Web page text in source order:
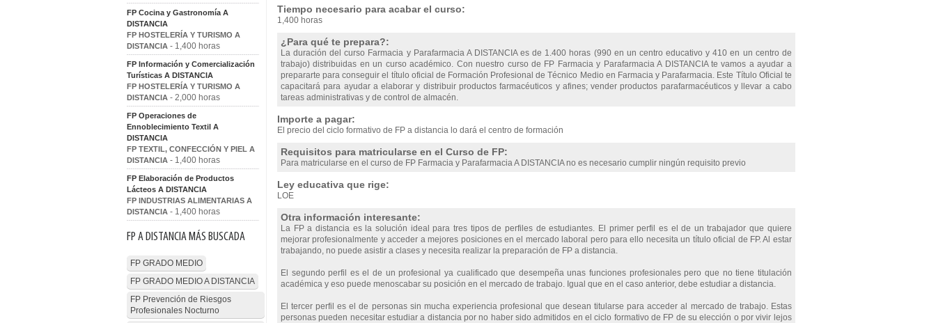
FP Cocina y Gastronomía A
DISTANCIA
FP HOSTELERÍA Y TURISMO A
DISTANCIA - 1,400 horas
FP Información y Comercialización
Turísticas A DISTANCIA
FP HOSTELERÍA Y TURISMO A
DISTANCIA - 2,000 horas
FP Operaciones de
Ennoblecimiento Textil A
DISTANCIA
FP TEXTIL, CONFECCIÓN Y PIEL A
DISTANCIA - 1,400 horas
FP Elaboración de Productos
Lácteos A DISTANCIA
FP INDUSTRIAS ALIMENTARIAS A
DISTANCIA - 1,400 horas
FP A DISTANCIA MÁS BUSCADA
FP GRADO MEDIO
FP GRADO MEDIO A DISTANCIA
FP Prevención de Riesgos
Profesionales Nocturno
Tiempo necesario para acabar el curso:
1,400 horas
¿Para qué te prepara?:
La duración del curso Farmacia y Parafarmacia A DISTANCIA es de 1.400 horas (990 en un centro educativo y 410 en un centro de
trabajo) distribuidas en un curso académico. Con nuestro curso de FP Farmacia y Parafarmacia A DISTANCIA te vamos a ayudar a
prepararte para conseguir el título oficial de Formación Profesional de Técnico Medio en Farmacia y Parafarmacia. Este Título Oficial te
capacitará para ayudar a elaborar y distribuir productos farmacéuticos y afines; vender productos parafarmacéuticos y llevar a cabo
tareas administrativas y de control de almacén.
Importe a pagar:
El precio del ciclo formativo de FP a distancia lo dará el centro de formación
Requisitos para matricularse en el Curso de FP:
Para matricularse en el curso de FP Farmacia y Parafarmacia A DISTANCIA no es necesario cumplir ningún requisito previo
Ley educativa que rige:
LOE
Otra información interesante:
La FP a distancia es la solución ideal para tres tipos de perfiles de estudiantes. El primer perfil es el de un trabajador que quiere
mejorar profesionalmente y acceder a mejores posiciones en el mercado laboral pero para ello necesita un título oficial de FP. Al estar
trabajando, no puede asistir a clases y necesita realizar la preparación de FP a distancia.
El segundo perfil es el de un profesional ya cualificado que desempeña unas funciones profesionales pero que no tiene titulación
académica y eso puede menoscabar su posición en el mercado de trabajo. Igual que en el caso anterior, debe estudiar a distancia.
El tercer perfil es el de personas sin mucha experiencia profesional que desean titularse para acceder al mercado de trabajo. Estas
personas pueden necesitar estudiar a distancia por no haber sido admitidos en el ciclo formativo de FP de su elección o por vivir lejos